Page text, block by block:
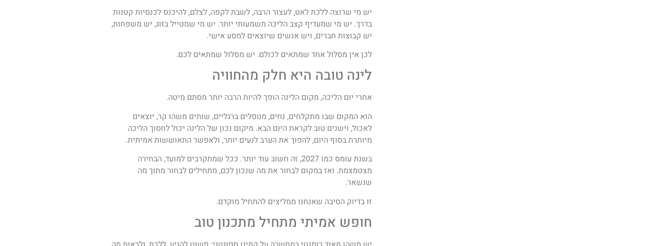
יש מי שרוצה ללכת לאט, לעצור הרבה, לשבת לקפה, לצלם, להיכנס לכנסיות קטנות
בדרך. יש מי שמעדיף קצב הליכה משמעותי יותר. יש מי שמטייל בזוג, יש משפחות,
יש קבוצות חברים, ויש אנשים שיוצאים למסע אישי.
לכן אין מסלול אחד שמתאים לכולם. יש מסלול שמתאים לכם.
לינה טובה היא חלק מהחוויה
אחרי יום הליכה, מקום הלינה הופך להיות הרבה יותר מסתם מיטה.
הוא המקום שבו מתקלחים, נחים, מטפלים ברגליים, שותים משהו קר, יוצאים
לאכול, וישנים טוב לקראת היום הבא. מיקום נכון של הלינה יכול לחסוך הליכה
מיותרת בסוף היום, להפוך את הערב לנעים יותר, ולאפשר התאוששות אמיתית.
בשנת עומס כמו 2027, זה חשוב עוד יותר. ככל שמתקרבים למועד, הבחירה
מצטמצמת. ואז במקום לבחור את מה שנכון לכם, מתחילים לבחור מתוך מה
שנשאר.
זו בדיוק הסיבה שאנחנו ממליצים להתחיל מוקדם.
חופש אמיתי מתחיל מתכנון טוב